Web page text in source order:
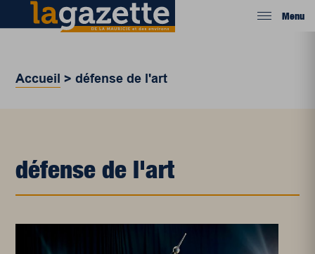
Menu
Accueil >défense de l'art
défense de l'art